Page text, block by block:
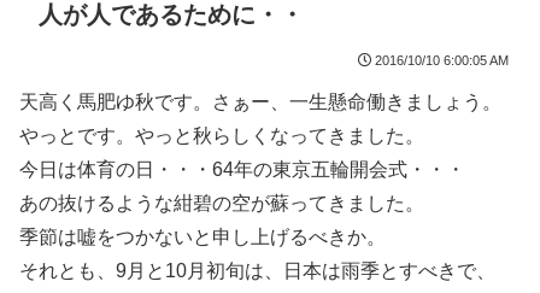
人が人であるために・・
2016/10/10 6:00:05 AM
天高く馬肥ゆ秋です。さぁー、一生懸命働きましょう。
やっとです。やっと秋らしくなってきました。
今日は体育の日・・・64年の東京五輪開会式・・・
あの抜けるような紺碧の空が蘇ってきました。
季節は嘘をつかないと申し上げるべきか。
それとも、9月と10月初旬は、日本は雨季とすべきで、